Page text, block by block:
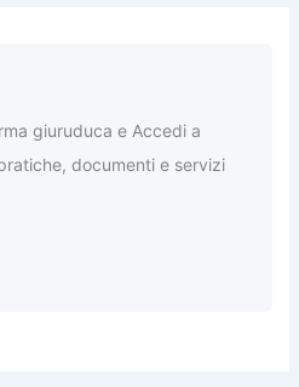
giuruduca e Accedi a
documenti e servizi